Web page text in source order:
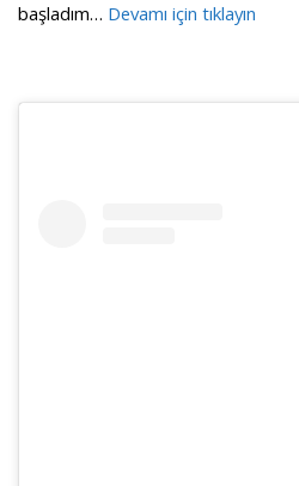
başladım… Devamı için tıklayın